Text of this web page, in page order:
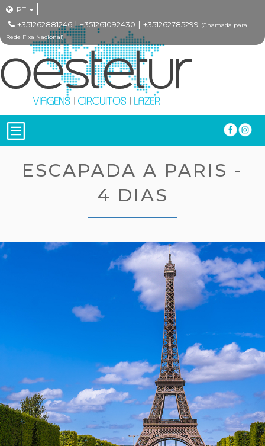
PT
+351262881246 |+351261092430 | +351262785299 (Chamada para
Rede Fixa Nacional)
ESCAPADA A PARIS -
4 DIAS